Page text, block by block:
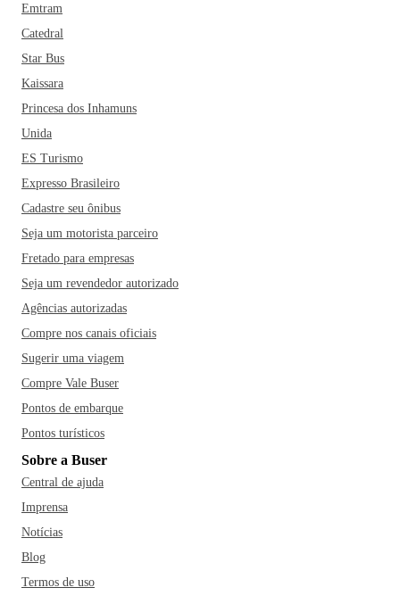
Emtram
Catedral
Star Bus
Kaissara
Princesa dos Inhamuns
Unida
ES Turismo
Expresso Brasileiro
Cadastre seu ônibus
Seja um motorista parceiro
Fretado para empresas
Seja um revendedor autorizado
Agências autorizadas
Compre nos canais oficiais
Sugerir uma viagem
Compre Vale Buser
Pontos de embarque
Pontos turísticos
Sobre a Buser
Central de ajuda
Imprensa
Notícias
Blog
Termos de uso